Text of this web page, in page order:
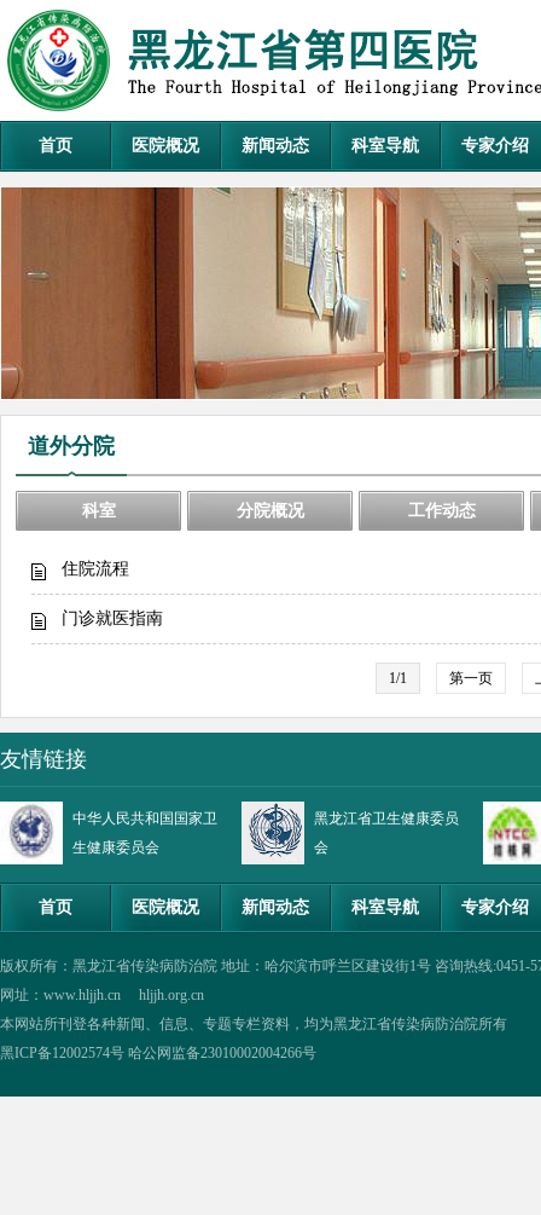
首页 医院概况 新闻动态 科室导航 专家介绍
道外分院
科室 分院概况 工作动态
住院流程
门诊就医指南
1/1 第一页
友情链接
中华人民共和国国家卫
生健康委员会
黑龙江省卫生健康委员
会
首页 医院概况 新闻动态 科室导航 专家介绍
版权所有：黑龙江省传染病防治院 地址：哈尔滨市呼兰区建设街1号 咨询热线:0451-
网址：www.hljjh.cn hljjh.org.cn
本网站所刊登各种新闻、信息、专题专栏资料，均为黑龙江省传染病防治院所有
黑ICP备12002574号 哈公网监备23010002004266号